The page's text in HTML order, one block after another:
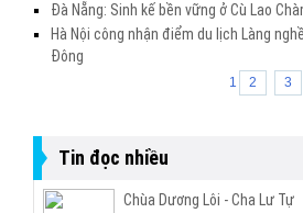
Đà Nẵng: Sinh kế bền vững ở Cù Lao
Hà Nội công nhận điểm du lịch Làng
Đông
1 2 3
Tin đọc nhiều
Chùa Dương Lôi - Cha Lư Tự